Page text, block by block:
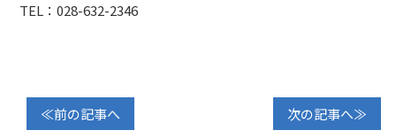
TEL：028-632-2346
≪前の記事へ 次の記事へ≫